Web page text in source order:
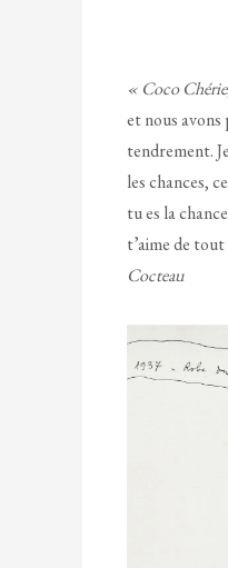
« Coco Chérie
et nous
tendrement.
les chances,
tu es la
t’aime de
Cocteau